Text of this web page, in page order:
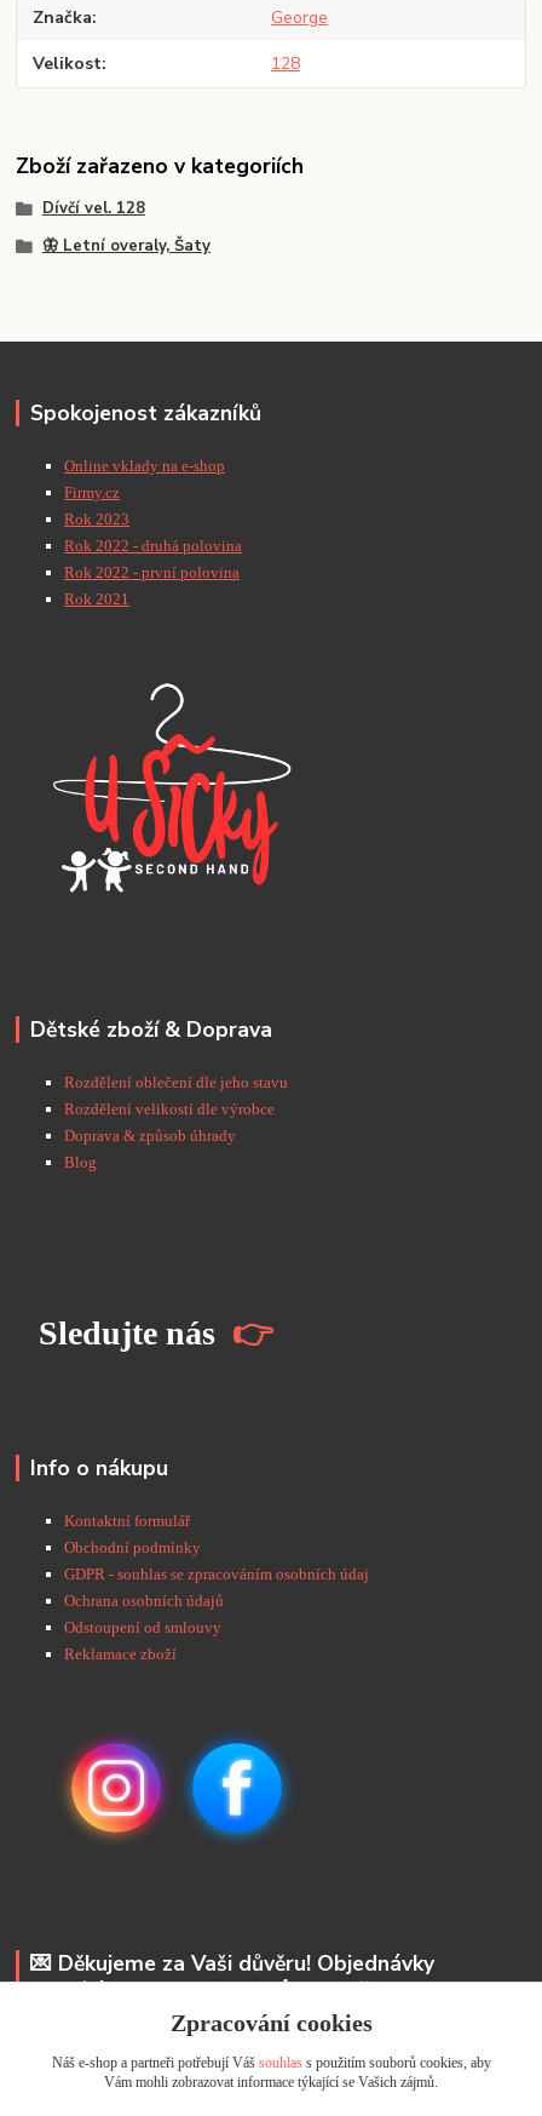
Značka George
Velikost 128
Zboží zařazeno v kategoriích
Dívčí vel. 128
🦋 Letní overaly, Šaty
Spokojenost zákazníků
Online vklady na e-shop
Firmy.cz
Rok 2023
Rok 2022 - druhá polovina
Rok 2022 - první polovina
Rok 2021
Dětské zboží & Doprava
Rozdělení oblečení dle jeho stavu
Rozdělení velikostí dle výrobce
Doprava & způsob úhrady
Blog
Sledujte nás 👉
Info o nákupu
Kontaktní formulář
Obchodní podmínky
GDPR - souhlas se zpracováním osobních údaj
Ochrana osobních údajů
Odstoupení od smlouvy
Reklamace zboží
💌 Děkujeme za Vaši důvěru! Objednávky
odesíláme do 48 hodin. 📩 Na vaše e-maily
odpovíme do 24 hodin.
Andrea Kyselová DiS.
+ 420 737 352 681
Zpracování cookies
Náš e-shop a partneři potřebují Váš souhlass použitím souborů cookies, aby
Vám mohli zobrazovat informace týkající se Vašich zájmů.